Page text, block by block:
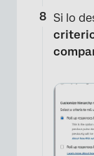
Si lo